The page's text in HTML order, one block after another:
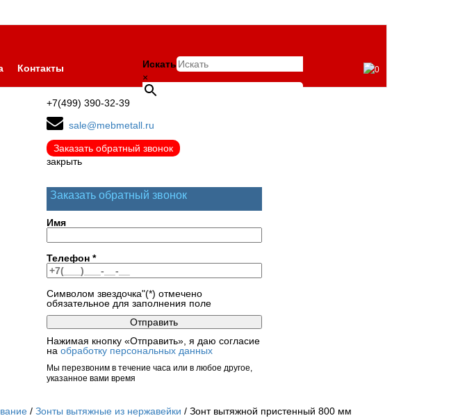
Контакты
Искать
×
0
+7(499) 390-32-39
sale@mebmetall.ru
Заказать обратный звонок
закрыть
Заказать обратный звонок
Имя
Телефон *
Символом звездочка"(*) отмечено
обязательное для заполнения поле
Нажимая кнопку «Отправить», я даю согласие
на обработку персональных данных
Мы перезвоним в течение часа или в любое другое,
указанное вами время
Зонты вытяжные из нержавейки Зонт вытяжной пристенный 800 мм